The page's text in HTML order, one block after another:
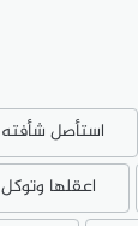
استأصل شأفته
اعقلها وتوكل